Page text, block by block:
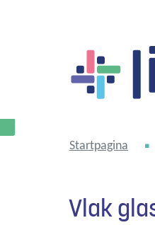
Lille
Startpagina
Vlak